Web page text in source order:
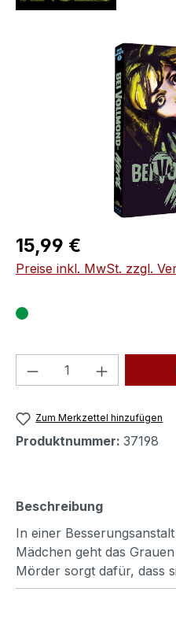
Bildergalerie überspringen
Regulärer Preis:
15,99 €
Preise inkl. MwSt. zzgl.
Produkt Anzahl:
Zum Merkzettel hinzufügen
Produktnummer: 37198
Beschreibung
In einer
Mädchen geht das
Mörder sorgt dafür, dass